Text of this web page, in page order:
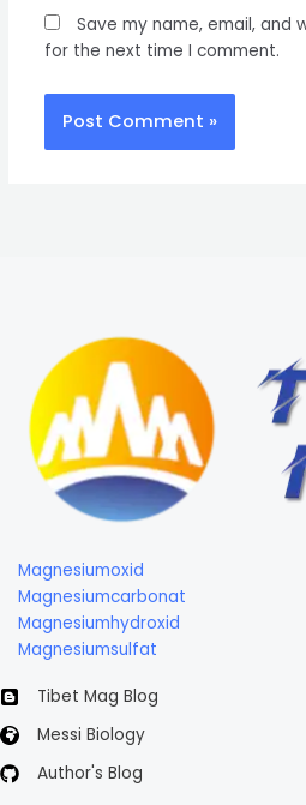
Save my name, email, and
for the next time I comment.
Magnesiumoxid
Magnesiumcarbonat
Magnesiumhydroxid
Magnesiumsulfat
Tibet Mag Blog
Messi Biology
Author's Blog